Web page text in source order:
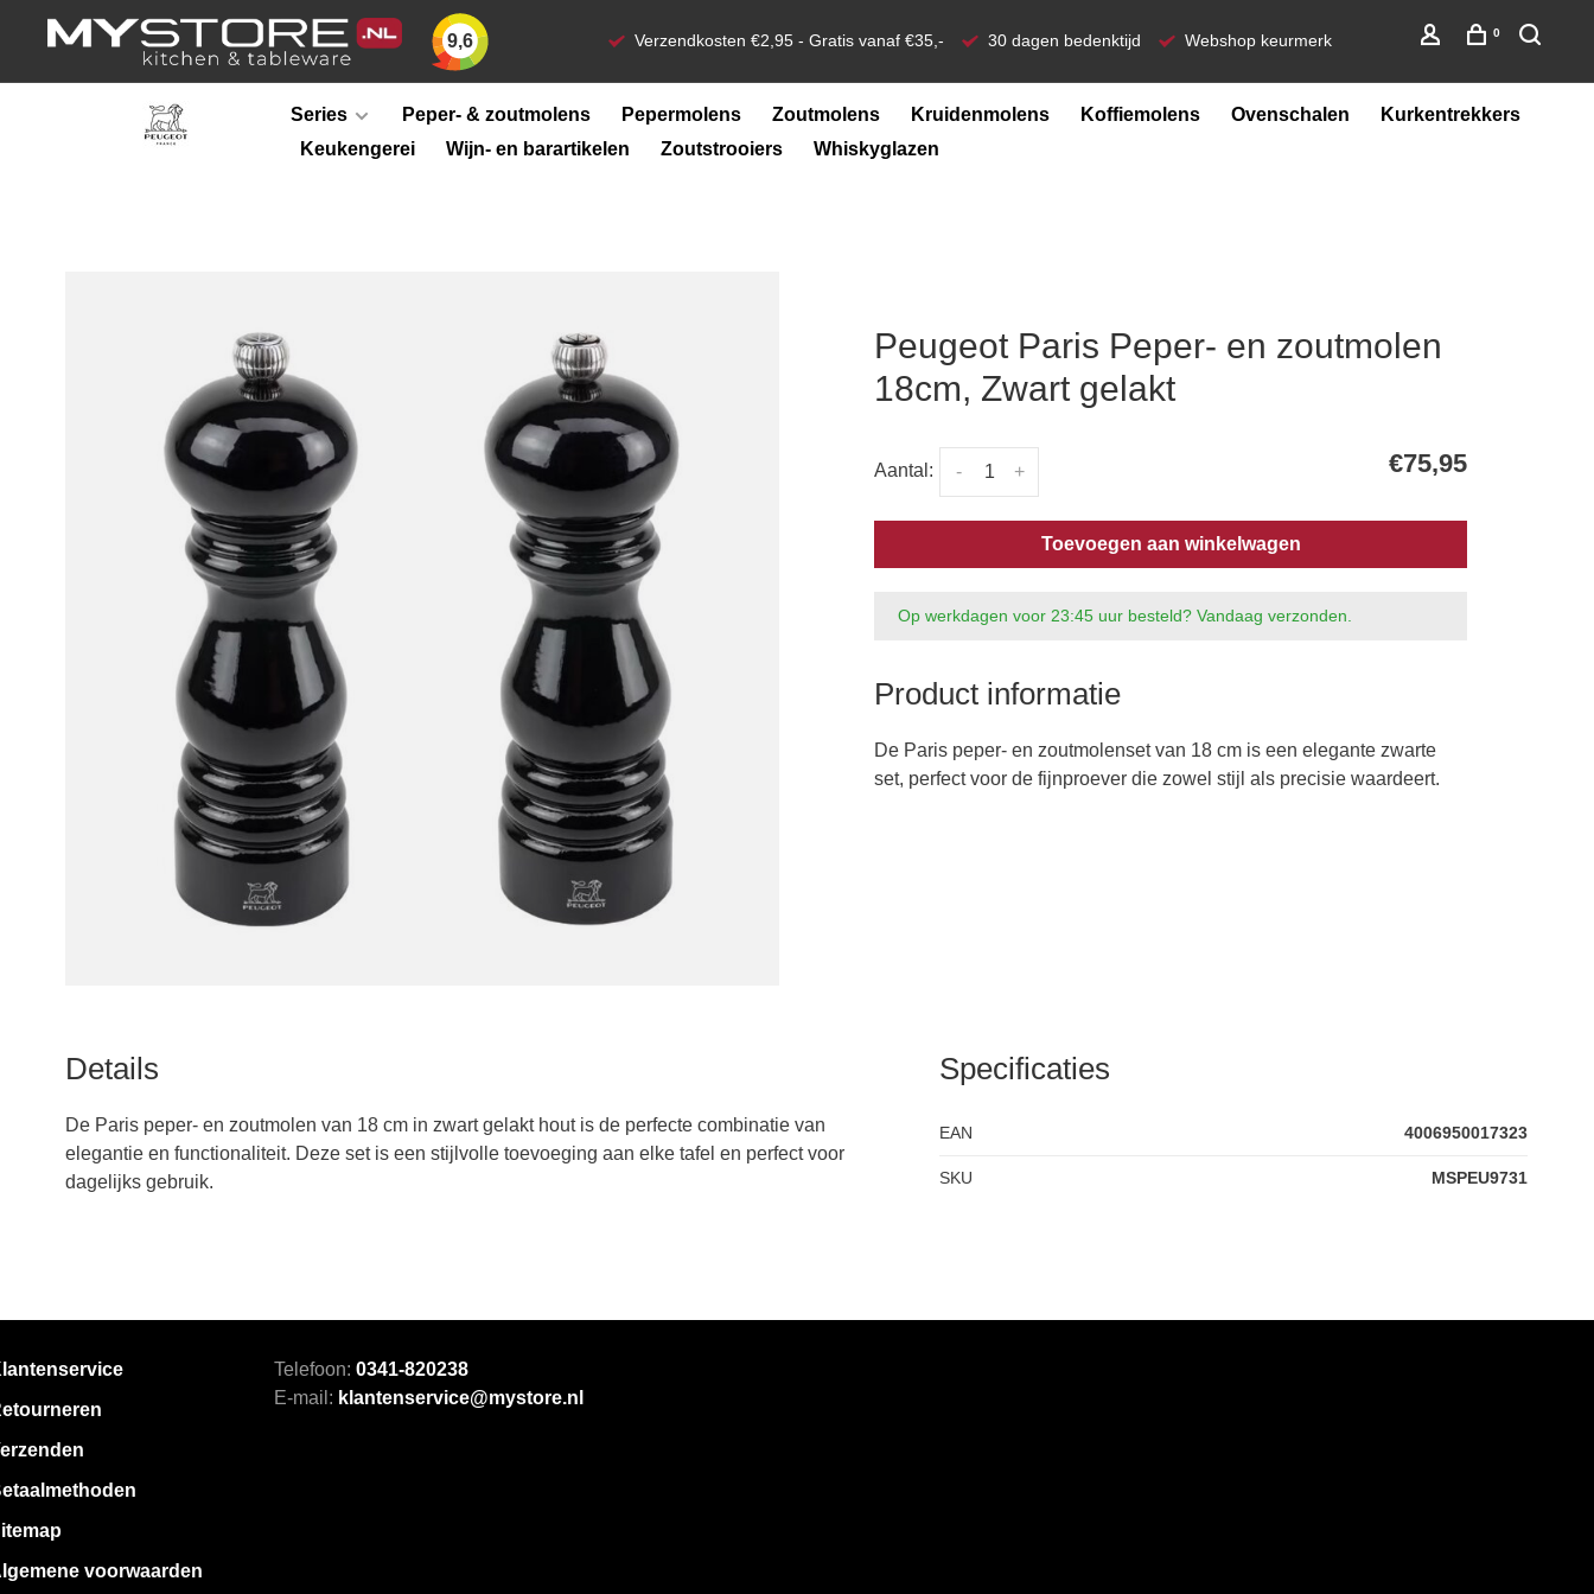
9,6 Verzendkosten €2,95 - Gratis vanaf €35,- 30 dagen bedenktijd Webshop keurmerk 0
Series Peper- & zoutmolens Pepermolens Zoutmolens Kruidenmolens Koffiemolens Ovenschalen
Kurkentrekkers
Keukengerei
Wijn- en barartikelen Zoutstrooiers Whiskyglazen
Peugeot Paris Peper- en zoutmolen
18cm, Zwart gelakt
Aantal: +
- €75,95
Toevoegen aan winkelwagen
Op werkdagen voor 23:45 uur besteld? Vandaag verzonden.
Product informatie
De Paris peper- en zoutmolenset van 18 cm is een elegante zwarte
set, perfect voor de fijnproever die zowel stijl als precisie waardeert.
Details
De Paris peper- en zoutmolen van 18 cm in zwart gelakt hout is de perfecte combinatie van
elegantie en functionaliteit. Deze set is een stijlvolle toevoeging aan elke tafel en perfect voor
dagelijks gebruik.
Specificaties
EAN 4006950017323
SKU MSPEU9731
voorwaarden
Telefoon: 0341-820238
E-mail: klantenservice@mystore.nl